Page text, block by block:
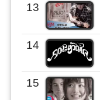
13
14
15